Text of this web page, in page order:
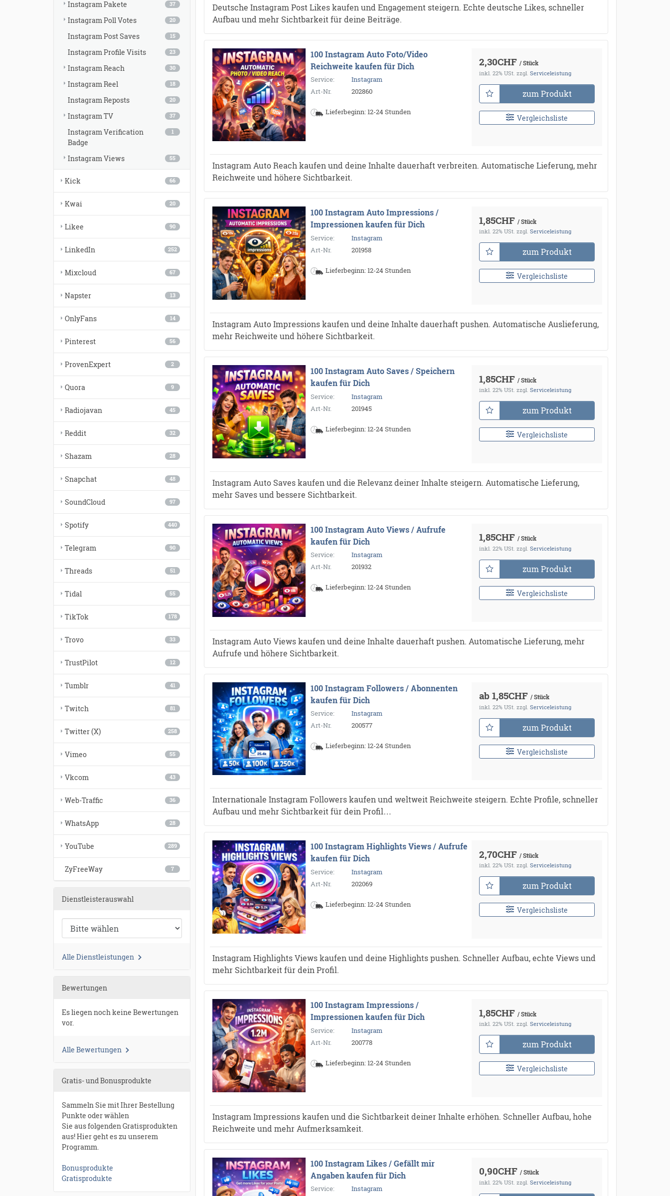
Deutsche Instagram Post Likes kaufen und Engagement steigern. Echte deutsche Likes, schneller
Aufbau und mehr Sichtbarkeit für deine Beiträge.
100 Instagram Auto Foto/Video
Reichweite kaufen für Dich
Service:
Instagram
Art-Nr.
202860
Lieferbeginn: 12-24 Stunden
2,30CHF / Stück
inkl. 22% USt. zzgl. Serviceleistung
zum Produkt
Vergleichsliste
Instagram Auto Reach kaufen und deine Inhalte dauerhaft verbreiten. Automatische Lieferung, mehr
Reichweite und höhere Sichtbarkeit.
100 Instagram Auto Impressions /
Impressionen kaufen für Dich
Service:
Instagram
Art-Nr.
201958
Lieferbeginn: 12-24 Stunden
1,85CHF / Stück
inkl. 22% USt. zzgl. Serviceleistung
zum Produkt
Vergleichsliste
Instagram Auto Impressions kaufen und deine Inhalte dauerhaft pushen. Automatische Auslieferung,
mehr Reichweite und höhere Sichtbarkeit.
100 Instagram Auto Saves / Speichern
kaufen für Dich
Service:
Instagram
Art-Nr.
201945
Lieferbeginn: 12-24 Stunden
1,85CHF / Stück
inkl. 22% USt. zzgl. Serviceleistung
zum Produkt
Vergleichsliste
Instagram Auto Saves kaufen und die Relevanz deiner Inhalte steigern. Automatische Lieferung,
mehr Saves und bessere Sichtbarkeit.
100 Instagram Auto Views / Aufrufe
kaufen für Dich
Service:
Instagram
Art-Nr.
201932
Lieferbeginn: 12-24 Stunden
1,85CHF / Stück
inkl. 22% USt. zzgl. Serviceleistung
zum Produkt
Vergleichsliste
Instagram Auto Views kaufen und deine Inhalte dauerhaft pushen. Automatische Lieferung, mehr
Aufrufe und höhere Sichtbarkeit.
100 Instagram Followers / Abonnenten
kaufen für Dich
Service:
Instagram
Art-Nr.
200577
Lieferbeginn: 12-24 Stunden
ab 1,85CHF / Stück
inkl. 22% USt. zzgl. Serviceleistung
zum Produkt
Vergleichsliste
Internationale Instagram Followers kaufen und weltweit Reichweite steigern. Echte Profile, schneller
Aufbau und mehr Sichtbarkeit für dein Profil…
100 Instagram Highlights Views / Aufrufe
kaufen für Dich
Service:
Instagram
Art-Nr.
202069
Lieferbeginn: 12-24 Stunden
2,70CHF / Stück
inkl. 22% USt. zzgl. Serviceleistung
zum Produkt
Vergleichsliste
Instagram Highlights Views kaufen und deine Highlights pushen. Schneller Aufbau, echte Views und
mehr Sichtbarkeit für dein Profil.
100 Instagram Impressions /
Impressionen kaufen für Dich
Service:
Instagram
Art-Nr.
200778
Lieferbeginn: 12-24 Stunden
1,85CHF / Stück
inkl. 22% USt. zzgl. Serviceleistung
zum Produkt
Vergleichsliste
Instagram Impressions kaufen und die Sichtbarkeit deiner Inhalte erhöhen. Schneller Aufbau, hohe
Reichweite und mehr Aufmerksamkeit.
100 Instagram Likes / Gefällt mir
Angaben kaufen für Dich
Service: Instagram
0,90CHF / Stück
inkl. 22% USt. zzgl. Serviceleistung
37
Instagram Pakete
20
Instagram Poll Votes
15
Instagram Post Saves
23
Instagram Profile Visits
30
Instagram Reach
18
Instagram Reel
20
Instagram Reposts
37
Instagram TV
1
Instagram Verification
Badge
55
Instagram Views
66
Kick
20
Kwai
90
Likee
252
LinkedIn
67
Mixcloud
13
Napster
14
OnlyFans
56
Pinterest
2
ProvenExpert
9
Quora
45
Radiojavan
32
Reddit
28
Shazam
48
Snapchat
97
SoundCloud
440
Spotify
90
Telegram
51
Threads
55
Tidal
178
TikTok
33
Trovo
12
TrustPilot
41
Tumblr
81
Twitch
258
Twitter (X)
55
Vimeo
43
Vkcom
36
Web-Traffic
28
WhatsApp
289
YouTube
7
ZyFreeWay
Dienstleisterauswahl
Alle Dienstleistungen
Bewertungen
Es liegen noch keine Bewertungen
vor.
Alle Bewertungen
Gratis- und Bonusprodukte
Sammeln Sie mit Ihrer Bestellung
Punkte oder wählen
Sie aus folgenden Gratisprodukten
aus! Hier geht es zu unserem
Programm.
Bonusprodukte
Gratisprodukte